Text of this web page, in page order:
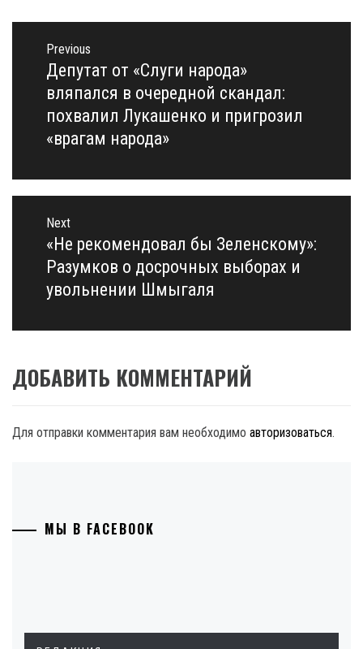
Навигация
записям
Previous
Previous
post:
Депутат от «Слуги народа»
вляпался в очередной скандал:
похвалил Лукашенко и пригрозил
«врагам народа»
Next
Next
post:
«Не рекомендовал бы Зеленскому»:
Разумков о досрочных выборах и
увольнении Шмыгаля
ДОБАВИТЬ КОММЕНТАРИЙ
Для отправки комментария вам необходимо авторизоваться.
МЫ В FACEBOOK